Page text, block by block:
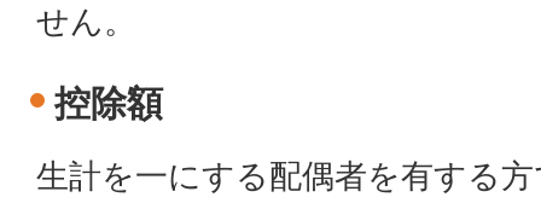
せん。
控除額
生計を一にする配偶者を有する